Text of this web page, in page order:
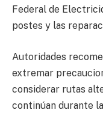
Federal de
postes y las
Autoridades
extremar
considerar rutas
continúan durante